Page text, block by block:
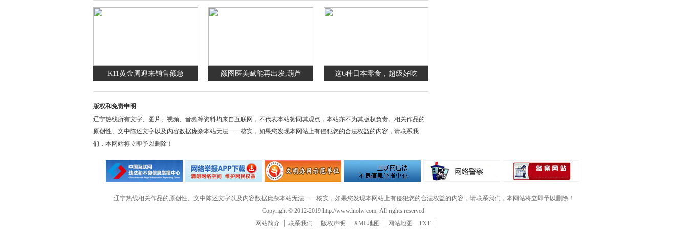
K11黄金周迎来销售额急 颜图医美赋能再出发,葫芦 这6种日本零食，超级好吃
版权和免责申明
辽宁热线所有文字、图片、视频、音频等资料均来自互联网，不代表本站赞同其观点，本站亦不为其版权负责。相关作品的
原创性、文中陈述文字以及内容数据庞杂本站无法一一核实，如果您发现本网站上有侵犯您的合法权益的内容，请联系我
们，本网站将立即予以删除！
辽宁热线相关作品的原创性、文中陈述文字以及内容数据庞杂本站无法一一核实，如果您发现本网站上有侵犯您的合法权益的内容，请联系我们，本网站将立即予以删除！
Copyright © 2012-2019 http://www.lnolw.com, All rights reserved.
网站简介
联系我们 版权声明 XML地图 网站地图 TXT